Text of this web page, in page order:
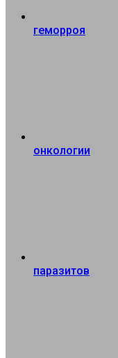
геморроя
онкологии
паразитов